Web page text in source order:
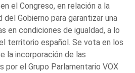
el Congreso, en relación a la
del Gobierno para garantizar una
en condiciones de igualdad, a lo
territorio español. Se vota en los
la incorporación de las
por el Grupo Parlamentario VOX